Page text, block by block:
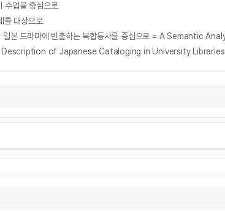
수업을 중심으로
를 대상으로
Description of Japanese Cataloging in University Libraries